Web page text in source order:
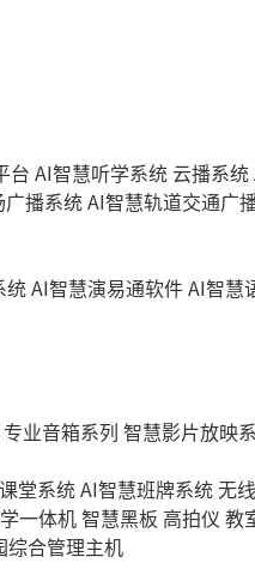
台 AI智慧听学系统 云播系统
播系统AI智慧轨道交通广
统AI智慧演易通软件AI智慧
专业音箱系列 智慧影片放映
堂系统AI智慧班牌系统无
一体机智慧黑板 高拍仪 教
综合管理主机